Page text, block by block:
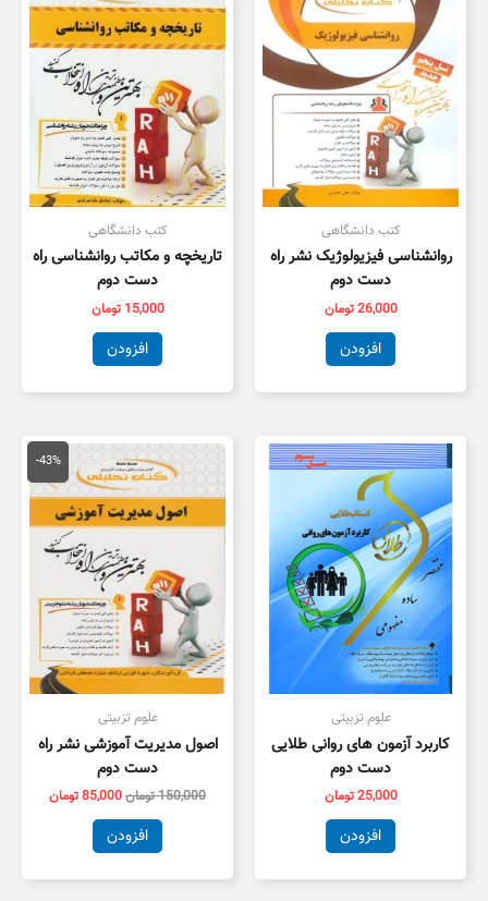
کتب دانشگاهی
روانشناسی فیزیولوژیک نشر راه
دست دوم
26,000تومان
افزودن
کتب دانشگاهی
تاریخچه و مکاتب روانشناسی راه
دست دوم
15,000 تومان
افزودن
علوم تزبیتی
کاربرد آزمون های روانی طلایی
دست دوم
25,000تومان
افزودن
-43%
علوم تزبیتی
اصول مدیریت آموزشی نشر راه
دست دوم
150,000تومان
قیمت
اصلی
150,000 تومان
بود.
85,000تومان
قیمت
فعلی
است.
افزودن